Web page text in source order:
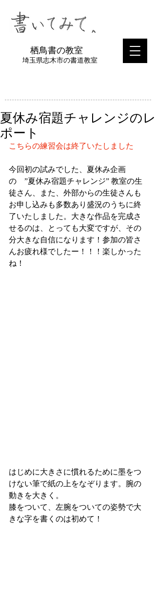
​栖鳥書の教室
埼玉県志木市の書道教室
夏休み宿題チャレンジのレ
ポート
こちらの練習会は終了いたしました
今回初の試みでした、夏休み企画
の　”夏休み宿題チャレンジ” 教室の生
徒さん、また、外部からの生徒さんも
お申し込みも多数あり盛況のうちに終
了いたしました。大きな作品を完成さ
せるのは、とっても大変ですが、その
分大きな自信になります！参加の皆さ
んお疲れ様でしたー！！！楽しかった
ね！
はじめに大きさに慣れるために墨をつ
けない筆で紙の上をなぞります。腕の
動きを大きく。
膝をついて、左腕をついての姿勢で大
きな字を書くのは初めて！